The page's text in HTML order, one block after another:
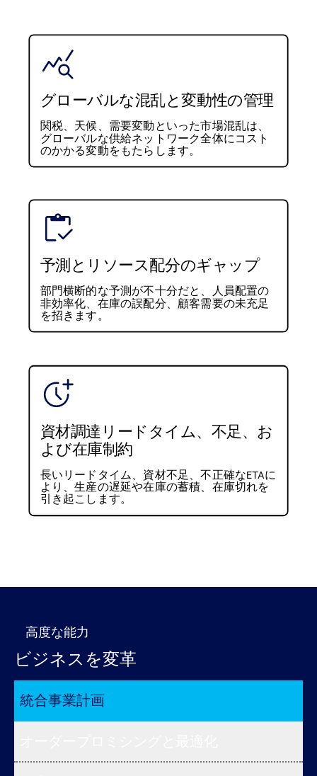
グローバルな混乱と変動性の管理
関税、天候、需要変動といった市場混乱は、
グローバルな供給ネットワーク全体にコスト
のかかる変動をもたらします。
予測とリソース配分のギャップ
部門横断的な予測が不十分だと、人員配置の
非効率化、在庫の誤配分、顧客需要の未充足
を招きます。
資材調達リードタイム、不足、お
よび在庫制約
長いリードタイム、資材不足、不正確なETAに
より、生産の遅延や在庫の蓄積、在庫切れを
引き起こします。
高度な能力
ビジネスを変革
統合事業計画